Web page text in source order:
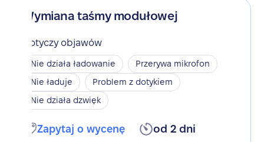
Wymiana taśmy modułowej
Dotyczy objawów
Nie działa ładowanie
Przerywa mikrofon
Nie ładuje
Problem z dotykiem
Nie działa dzwięk
Zapytaj o wycenę od 2 dni